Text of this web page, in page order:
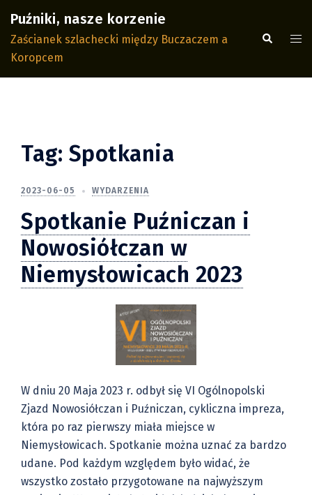
do
treści
Puźniki, nasze korzenie
Zaścianek szlachecki między Buczaczem a
Koropcem
Tag: Spotkania
2023-06-05 WYDARZENIA
Spotkanie Puźniczan i
Nowosiółczan w
Niemysłowicach 2023
W dniu 20 Maja 2023 r. odbył się VI Ogólnopolski
Zjazd Nowosiółczan i Puźniczan, cykliczna impreza,
która po raz pierwszy miała miejsce w
Niemysłowicach. Spotkanie można uznać za bardzo
udane. Pod każdym względem było widać, że
wszystko zostało przygotowane na najwyższym